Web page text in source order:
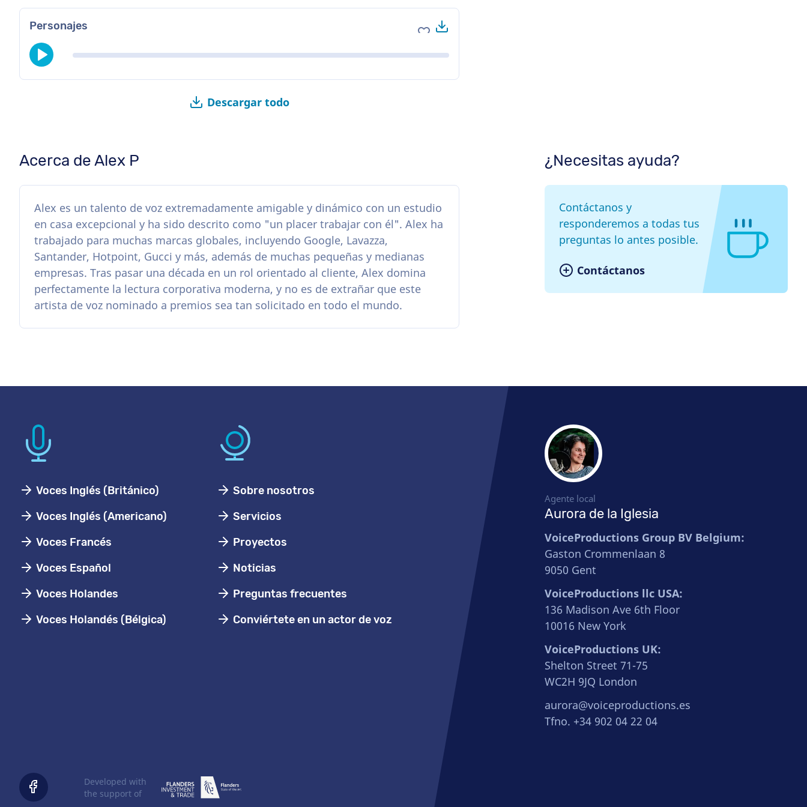
Personajes Agregar a favoritos
Descargar todo
¿Necesitas ayuda?
Contáctanos y
responderemos a todas tus
preguntas lo antes posible.
Contáctanos
Acerca de Alex P
Alex es un talento de voz extremadamente amigable y dinámico con un estudio
en casa excepcional y ha sido descrito como "un placer trabajar con él". Alex ha
trabajado para muchas marcas globales, incluyendo Google, Lavazza,
Santander, Hotpoint, Gucci y más, además de muchas pequeñas y medianas
empresas. Tras pasar una década en un rol orientado al cliente, Alex domina
perfectamente la lectura corporativa moderna, y no es de extrañar que este
artista de voz nominado a premios sea tan solicitado en todo el mundo.
Voces Inglés (Británico)
Voces Inglés (Americano)
Voces Francés
Voces Español
Voces Holandes
Voces Holandés (Bélgica)
Sobre nosotros
Servicios
Proyectos
Noticias
Preguntas frecuentes
Conviértete en un actor de voz
Agente local
Aurora de la Iglesia
VoiceProductions Group BV Belgium:
Gaston Crommenlaan 8
9050 Gent
VoiceProductions llc USA:
136 Madison Ave 6th Floor
10016 New York
VoiceProductions UK:
Shelton Street 71-75
WC2H 9JQ London
aurora@voiceproductions.es
Tfno. +34 902 04 22 04
Developed with
the support of